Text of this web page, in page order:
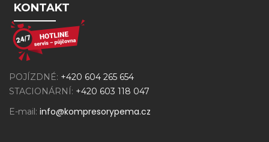
KONTAKT
POJÍZDNÉ: +420 604 265 654
STACIONÁRNÍ: +420 603 118 047
E-mail: info@kompresorypema.cz